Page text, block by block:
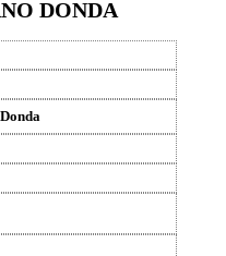
DONDA